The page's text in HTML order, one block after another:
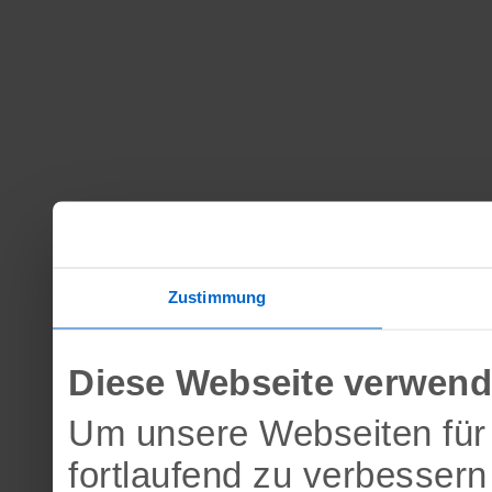
Zustimmung
Diese Webseite
Um unsere Webseiten
fortlaufend zu